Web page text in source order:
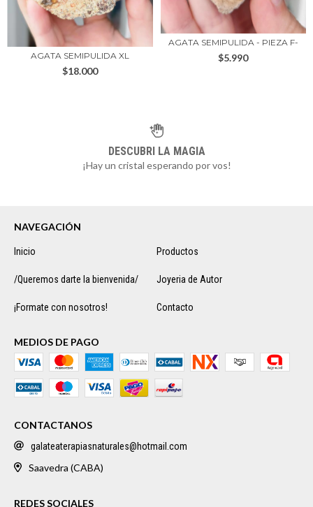
AGATA SEMIPULIDA XL
$18.000
AGATA SEMIPULIDA - PIEZA F-
$5.990
DESCUBRI LA MAGIA
¡Hay un cristal esperando por vos!
NAVEGACIÓN
Inicio Productos
/Queremos darte la bienvenida/ Joyeria de Autor
¡Formate con nosotros! Contacto
MEDIOS DE PAGO
CONTACTANOS
galateaterapiasnaturales@hotmail.com
Saavedra (CABA)
REDES SOCIALES